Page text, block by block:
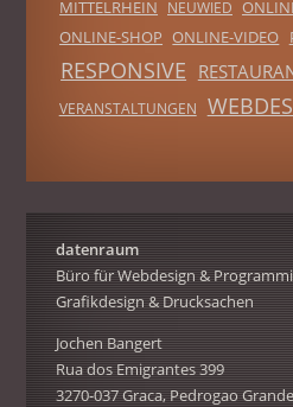
MITTELRHEIN NEUWIED
ONLINE-SHOP ONLINE-VIDEO
RESPONSIVE
VERANSTALTUNGEN
datenraum
Büro für Webdesign &
Grafikdesign & Drucksachen
Jochen Bangert
Rua dos Emigrantes 399
3270-037 Graca, Pedrogao